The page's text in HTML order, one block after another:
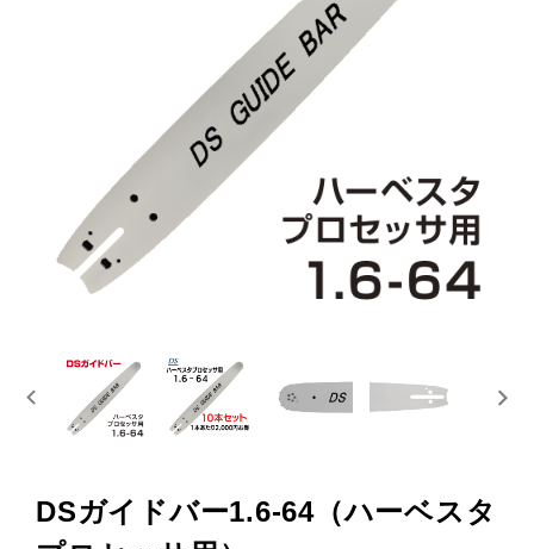
プライバシーポリシー
特定商取引法表示
お問い合わせ
DSガイドバー1.6-64（ハーベスタ